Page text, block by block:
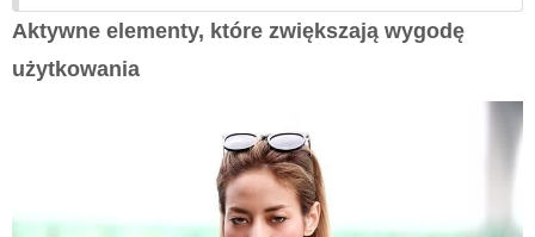
Aktywne elementy, które zwiększają wygodę
użytkowania